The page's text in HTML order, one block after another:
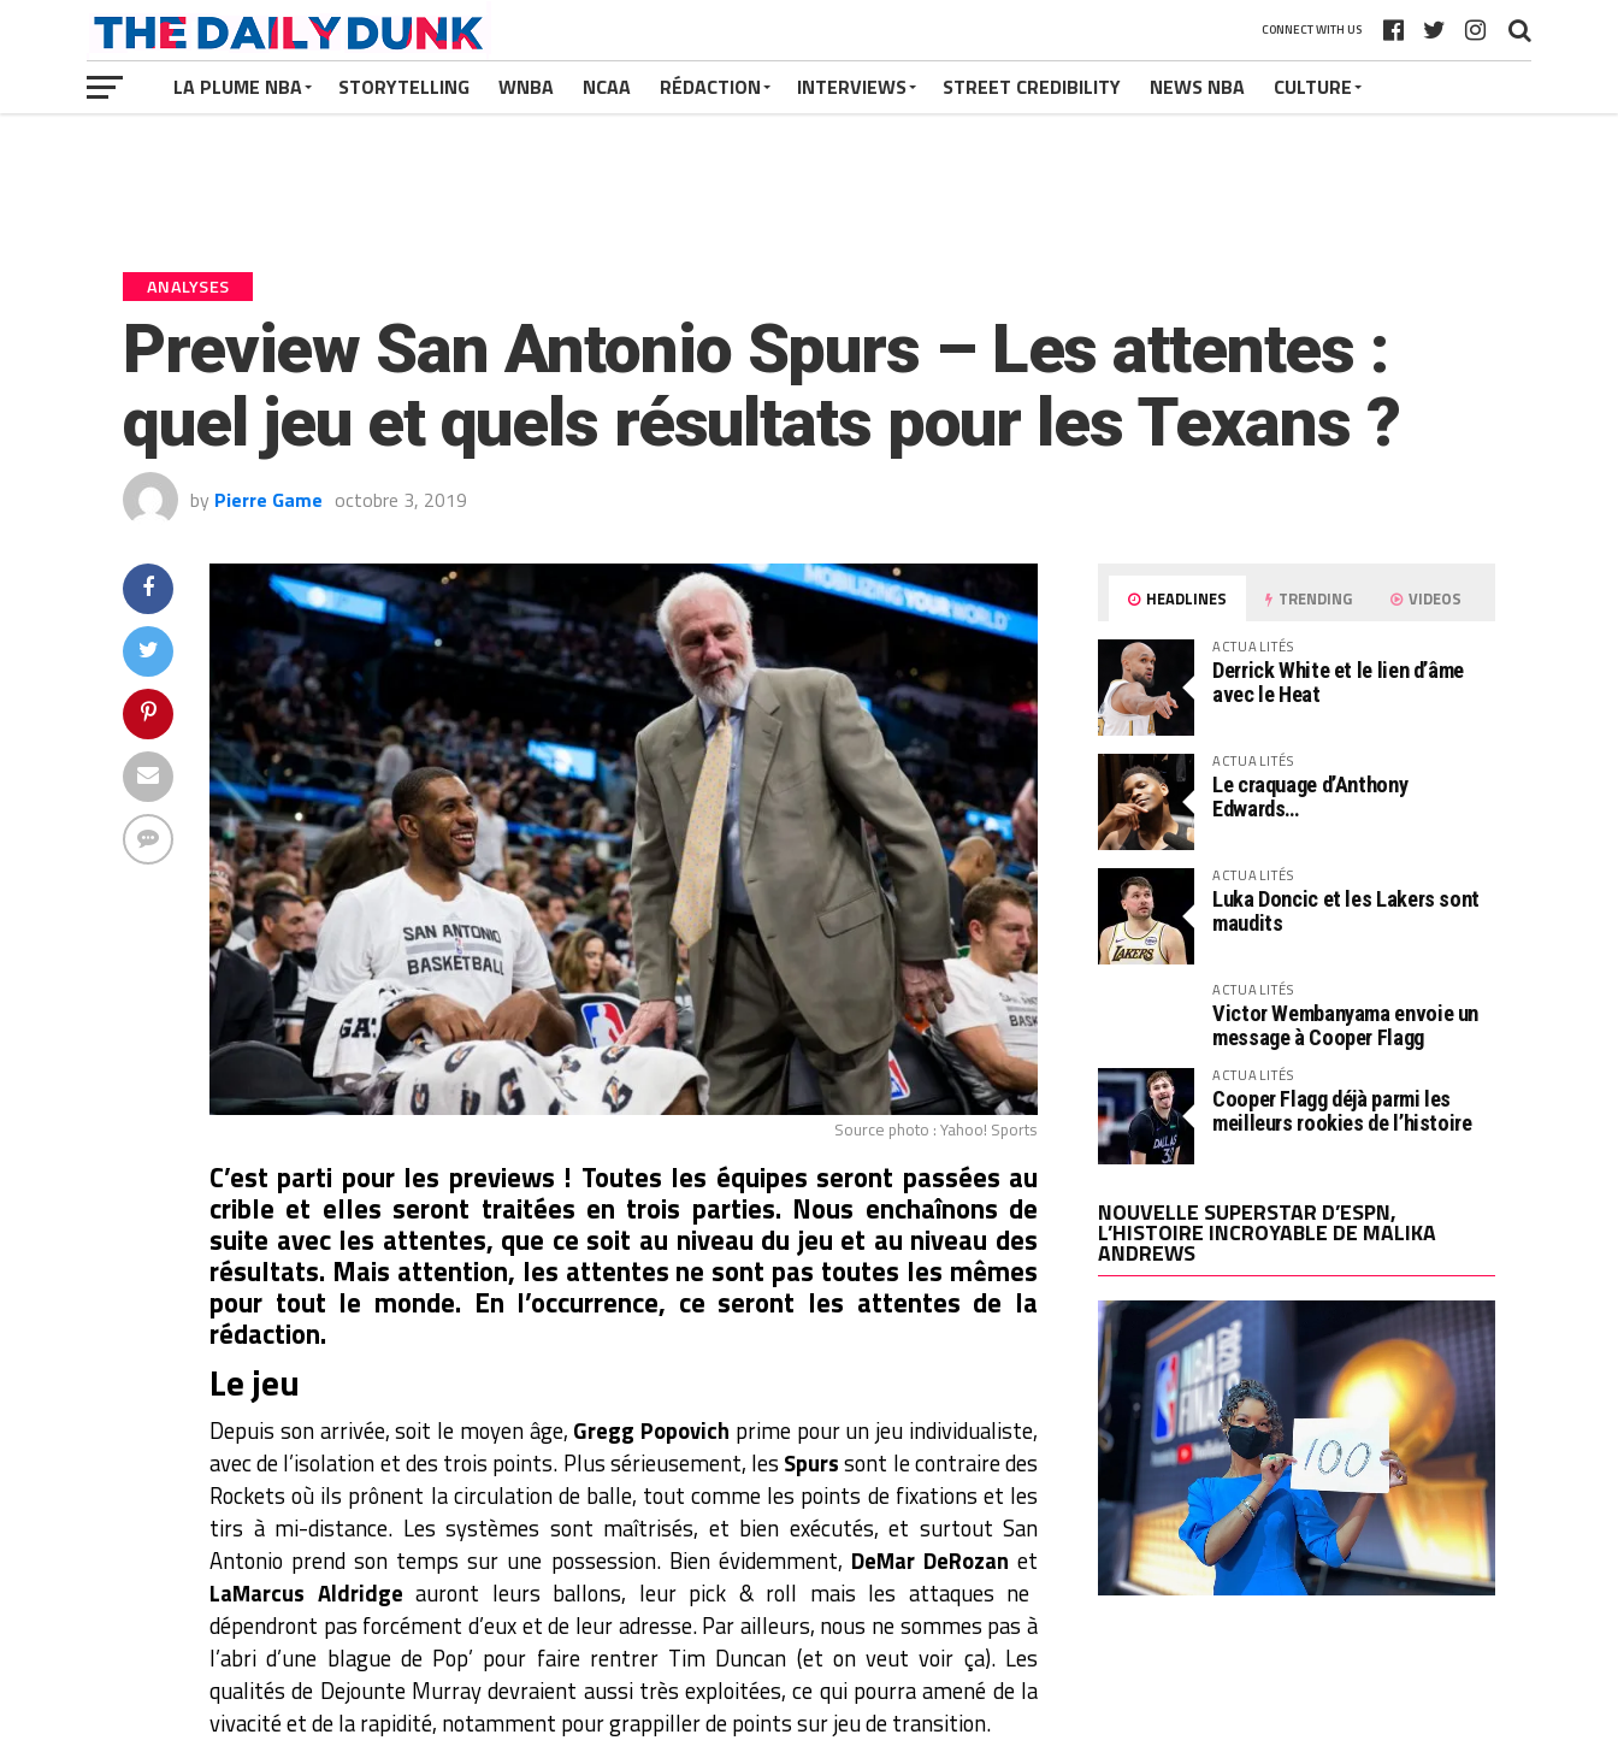
CONNECT WITH US
LA PLUME NBA STORYTELLING WNBA NCAA RÉDACTION INTERVIEWS STREET CREDIBILITY NEWS NBA CULTURE
ANALYSES
Preview San Antonio Spurs – Les attentes :
quel jeu et quels résultats pour les Texans ?
by Pierre Game octobre 3, 2019
Source photo : Yahoo! Sports
C’est parti pour les previews ! Toutes les équipes seront passées au
crible et elles seront traitées en trois parties. Nous enchaînons de
suite avec les attentes, que ce soit au niveau du jeu et au niveau des
résultats. Mais attention, les attentes ne sont pas toutes les mêmes
pour tout le monde. En l’occurrence, ce seront les attentes de la
rédaction.
Le jeu
Depuis son arrivée, soit le moyen âge, Gregg Popovich prime pour un jeu individualiste,
avec de l’isolation et des trois points. Plus sérieusement, les Spurssont le contraire des
Rockets où ils prônent la circulation de balle, tout comme les points de fixations et les
tirs à mi-distance. Les systèmes sont maîtrisés, et bien exécutés, et surtout San
Antonio prend son temps sur une possession. Bien évidemment, DeMar DeRozanet
LaMarcus Aldridge auront leurs ballons, leur pick & roll mais les attaques ne
dépendront pas forcément d’eux et de leur adresse. Par ailleurs, nous ne sommes pas à
l’abri d’une blague de Pop’ pour faire rentrer Tim Duncan (et on veut voir ça). Les
qualités de Dejounte Murray devraient aussi très exploitées, ce qui pourra amené de la
vivacité et de la rapidité, notamment pour grappiller de points sur jeu de transition.
HEADLINES TRENDING VIDEOS
ACTUALITÉS
Derrick White et le lien d’âme
avec le Heat
ACTUALITÉS
Le craquage d’Anthony
Edwards…
ACTUALITÉS
Luka Doncic et les Lakers sont
maudits
ACTUALITÉS
Victor Wembanyama envoie un
message à Cooper Flagg
ACTUALITÉS
Cooper Flagg déjà parmi les
meilleurs rookies de l’histoire
NOUVELLE SUPERSTAR D’ESPN,
L’HISTOIRE INCROYABLE DE MALIKA
ANDREWS